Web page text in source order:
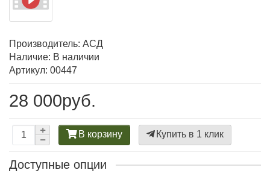
Производитель: АСД
Наличие: В наличии
Артикул: 00447
28 000руб.
В корзину Купить в 1 клик
Доступные опции